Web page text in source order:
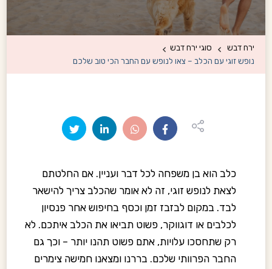
ירח דבש
סוגי ירח דבש
נופש זוגי עם הכלב – צאו לנופש עם החבר הכי טוב שלכם
כלב הוא בן משפחה לכל דבר ועניין. אם החלטתם
לצאת לנופש זוגי, זה לא אומר שהכלב צריך להישאר
לבד. במקום לבזבז זמן וכסף בחיפוש אחר פנסיון
לכלבים או דוגווקר, פשוט תביאו את הכלב איתכם. לא
רק שתחסכו עלויות, אתם פשוט תהנו יותר – וכך גם
החבר הפרוותי שלכם. בררנו ומצאנו חמישה צימרים